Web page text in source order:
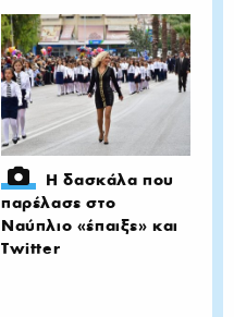
Η δασκάλα που
παρέλασε στο
Ναύπλιο «έπαιξε» και
Twitter